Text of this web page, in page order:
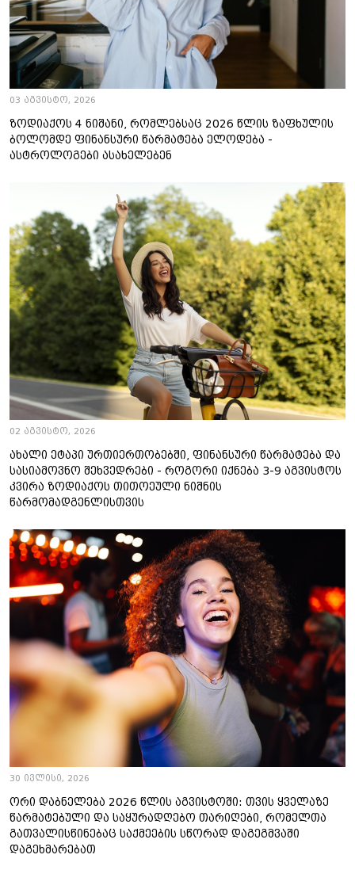
03 აგვისტო, 2026
ზოდიაქოს 4 ნიშანი, რომლებსაც 2026 წლის ზაფხულის
ბოლომდე ფინანსური წარმატება ელოდება -
ასტროლოგები ასახელებენ
02 აგვისტო, 2026
ახალი ეტაპი ურთიერთობებში, ფინანსური წარმატება და
სასიამოვნო შეხვედრები - როგორი იქნება 3-9 აგვისტოს
კვირა ზოდიაქოს თითოეული ნიშნის
წარმომადგენლისთვის
30 ივლისი, 2026
ორი დაბნელება 2026 წლის აგვისტოში: თვის ყველაზე
წარმატებული და საყურადღებო თარიღები, რომელთა
გათვალისწინებაც საქმეების სწორად დაგეგმვაში
დაგეხმარებათ